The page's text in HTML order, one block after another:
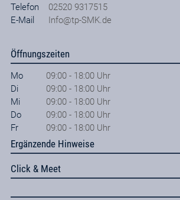
Telefon
02520 9317515
E-Mail
Info@tp-SMK.de
Öffnungszeiten
Mo
09:00 - 18:00 Uhr
Di
09:00 - 18:00 Uhr
Mi
09:00 - 18:00 Uhr
Do
09:00 - 18:00 Uhr
Fr
09:00 - 18:00 Uhr
Ergänzende Hinweise
Click & Meet